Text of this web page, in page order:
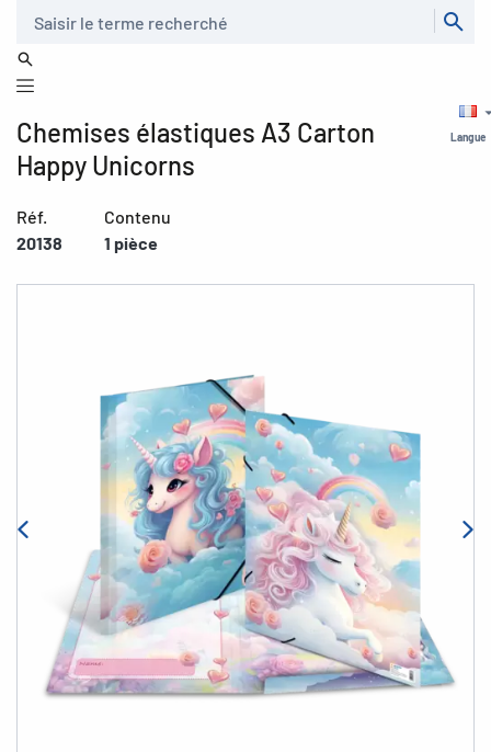
Langue
Chemises élastiques A3 Carton
Happy Unicorns
Réf.
20138
Contenu
1 pièce